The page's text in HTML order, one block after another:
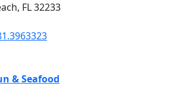
FL 32233
& Seafood